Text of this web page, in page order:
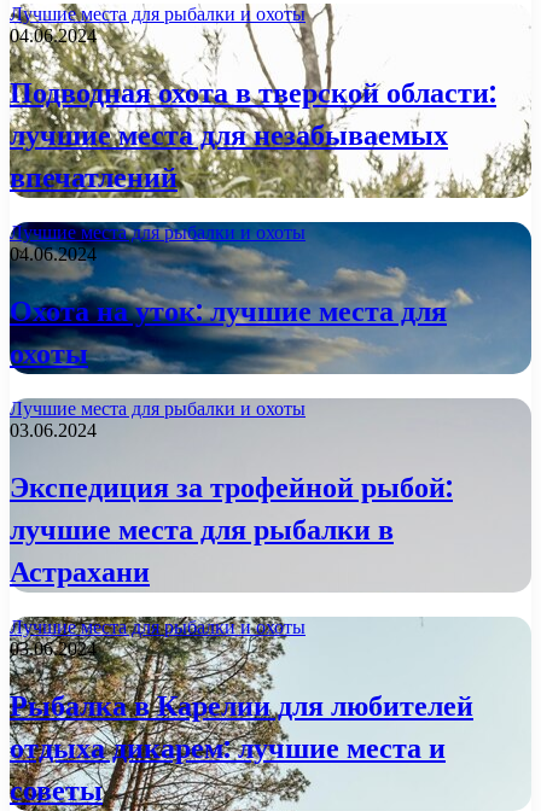
Лучшие места для рыбалки и охоты
04.06.2024
Подводная охота в тверской области:
лучшие места для незабываемых
впечатлений
Лучшие места для рыбалки и охоты
04.06.2024
Охота на уток: лучшие места для
охоты
Лучшие места для рыбалки и охоты
03.06.2024
Экспедиция за трофейной рыбой:
лучшие места для рыбалки в
Астрахани
Лучшие места для рыбалки и охоты
03.06.2024
Рыбалка в Карелии для любителей
отдыха дикарем: лучшие места и
советы